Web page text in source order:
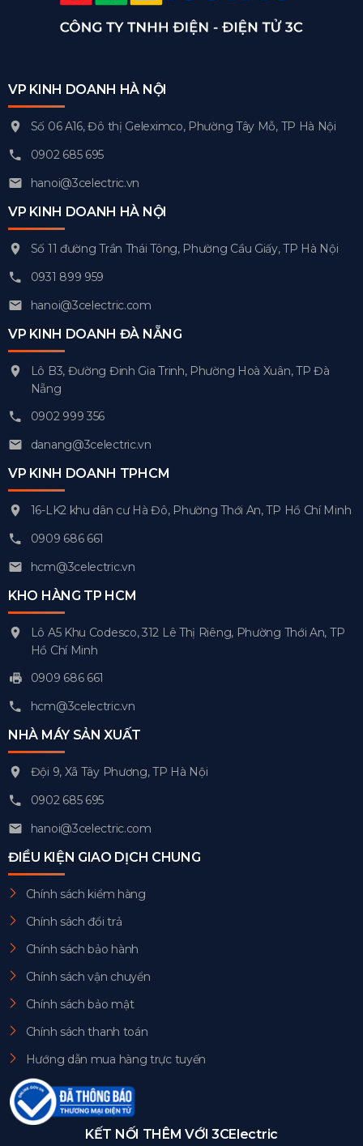
VP KINH DOANH HÀ NỘI
Số 06 A16, Đô thị Geleximco, Phường Tây Mỗ, TP Hà Nội
0902 685 695
hanoi@3celectric.vn
VP KINH DOANH HÀ NỘI
Số 11 đường Trần Thái Tông, Phường Cầu Giấy, TP Hà Nội
0931 899 959
hanoi@3celectric.com
VP KINH DOANH ĐÀ NẴNG
Lô B3, Đường Đinh Gia Trinh, Phường Hoà Xuân, TP Đà
Nẵng
0902 999 356
danang@3celectric.vn
VP KINH DOANH TPHCM
16-LK2 khu dân cư Hà Đô, Phường Thới An, TP Hồ Chí Minh
0909 686 661
hcm@3celectric.vn
KHO HÀNG TP HCM
Lô A5 Khu Codesco, 312 Lê Thị Riêng, Phường Thới An, TP
Hồ Chí Minh
0909 686 661
hcm@3celectric.vn
NHÀ MÁY SẢN XUẤT
Đội 9, Xã Tây Phương, TP Hà Nội
0902 685 695
hanoi@3celectric.com
ĐIỀU KIỆN GIAO DỊCH CHUNG
Chính sách kiểm hàng
Chính sách đổi trả
Chính sách bảo hành
Chính sách vận chuyển
Chính sách bảo mật
Chính sách thanh toán
Hướng dẫn mua hàng trực tuyến
KẾT NỐI THÊM VỚI 3CElectric